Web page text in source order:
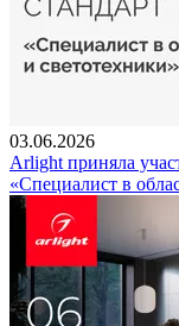
03.06.2026
Arlight приняла
«Специалист в